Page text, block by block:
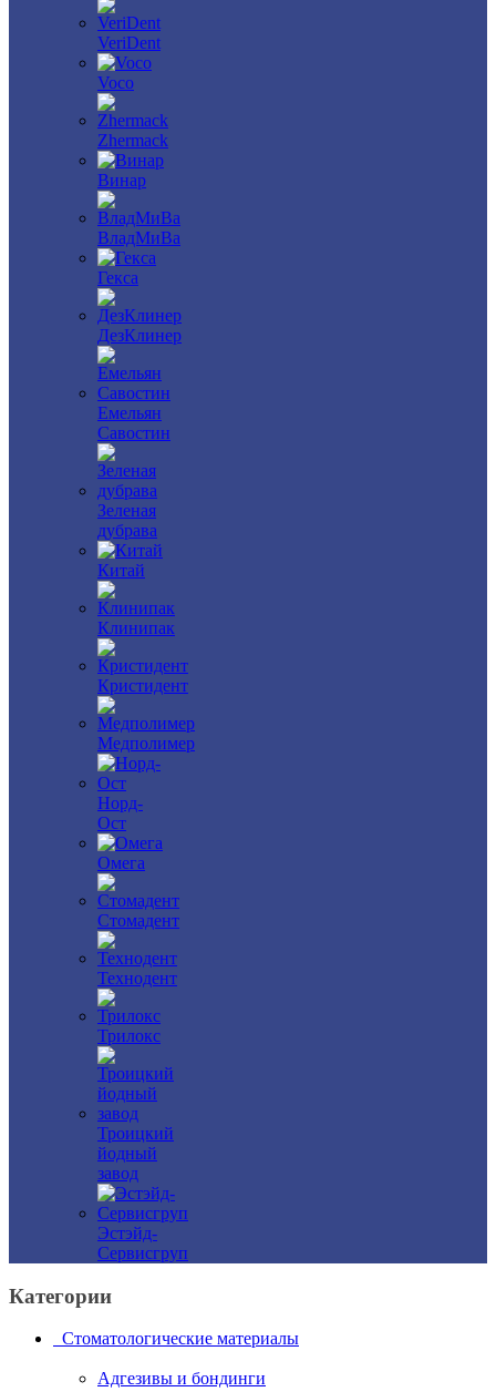
VeriDent
Voco
Zhermack
Винар
ВладМиВа
Гекса
ДезКлинер
Емельян
Савостин
Зеленая
дубрава
Китай
Клинипак
Кристидент
Медполимер
Норд-
Ост
Омега
Стомадент
Технодент
Трилокс
Троицкий
йодный
завод
Эстэйд-
Сервисгруп
Категории
Стоматологические материалы
Адгезивы и бондинги